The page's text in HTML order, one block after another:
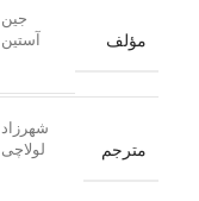
مؤلف
جین
آستین
مترجم
شهرزاد
لولاچی